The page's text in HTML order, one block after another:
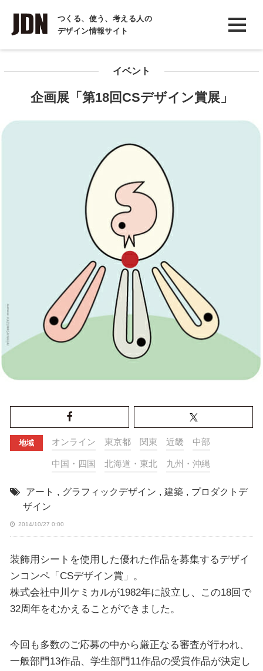
つくる、使う、考える人の
デザイン情報サイト
INTERVIEW
インタビュー
イベント
企画展「第18回CSデザイン賞展」
地域 オンライン 東京都 関東 近畿 中部
中国・四国 北海道・東北 九州・沖縄
アート , グラフィックデザイン , 建築 , プロダクトデ
ザイン
2014/10/27 0:00
装飾用シートを使用した優れた作品を募集するデザイ
ンコンペ「CSデザイン賞」。
株式会社中川ケミカルが1982年に設立し、この18回で
32周年をむかえることができました。
今回も多数のご応募の中から厳正なる審査が行われ、
一般部門13作品、学生部門11作品の受賞作品が決定し